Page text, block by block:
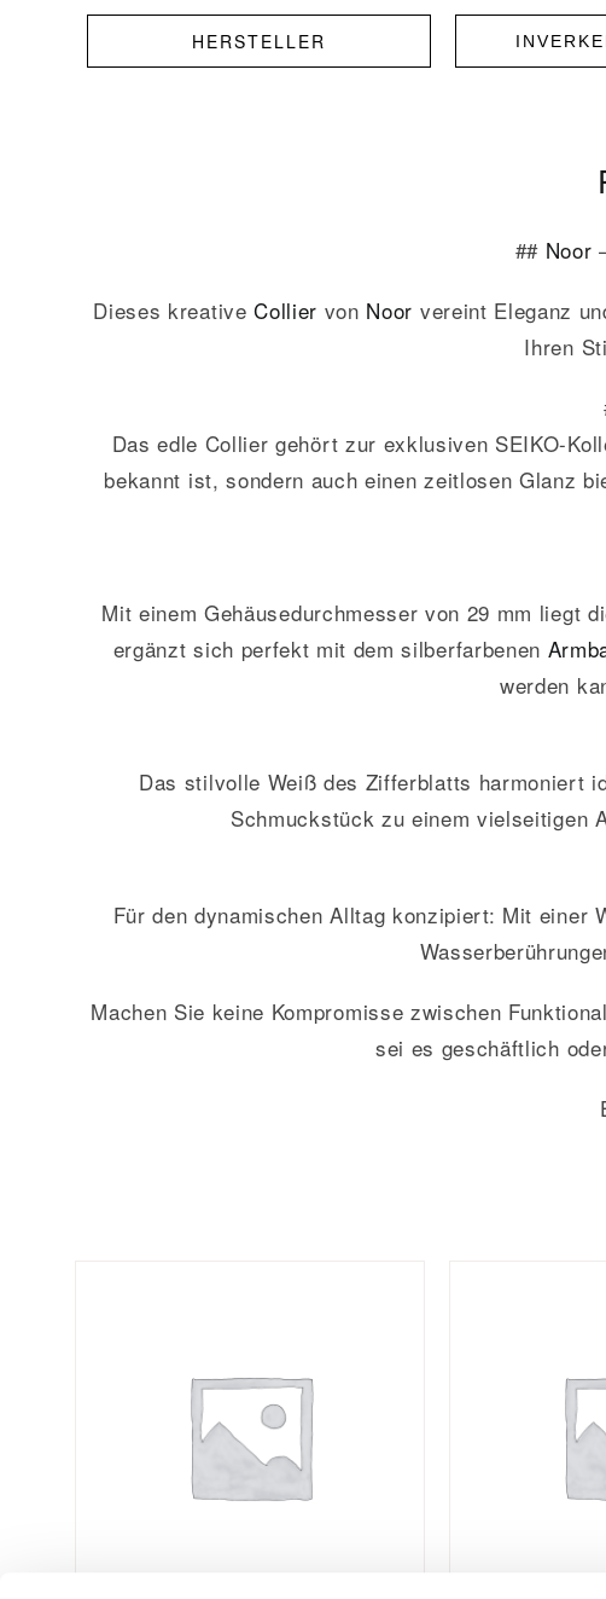
HERSTELLER
## Noor
Dieses kreativeCollier von Noor vereint Eleganz
Ihren
Das edle Collier gehört zur exklusiven SEIKO-
bekannt ist, sondern auch einen zeitlosen Glanz
Mit einem Gehäusedurchmesser von 29 mm liegt
ergänzt sich perfekt mit dem silberfarbenen
werden
Das stilvolle Weiß des Zifferblatts harmoniert
Schmuckstück zu einem vielseitigen
Für den dynamischen Alltag konzipiert: Mit einer
Machen Sie keine Kompromisse zwischen
sei es geschäftlich